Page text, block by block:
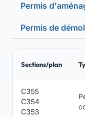
Permis
Permis de
Sections/plan
C355
C354
C353